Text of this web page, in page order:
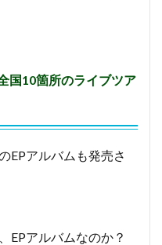
国10箇所のライブツア
EPアルバムも発売さ
EPアルバムなのか？